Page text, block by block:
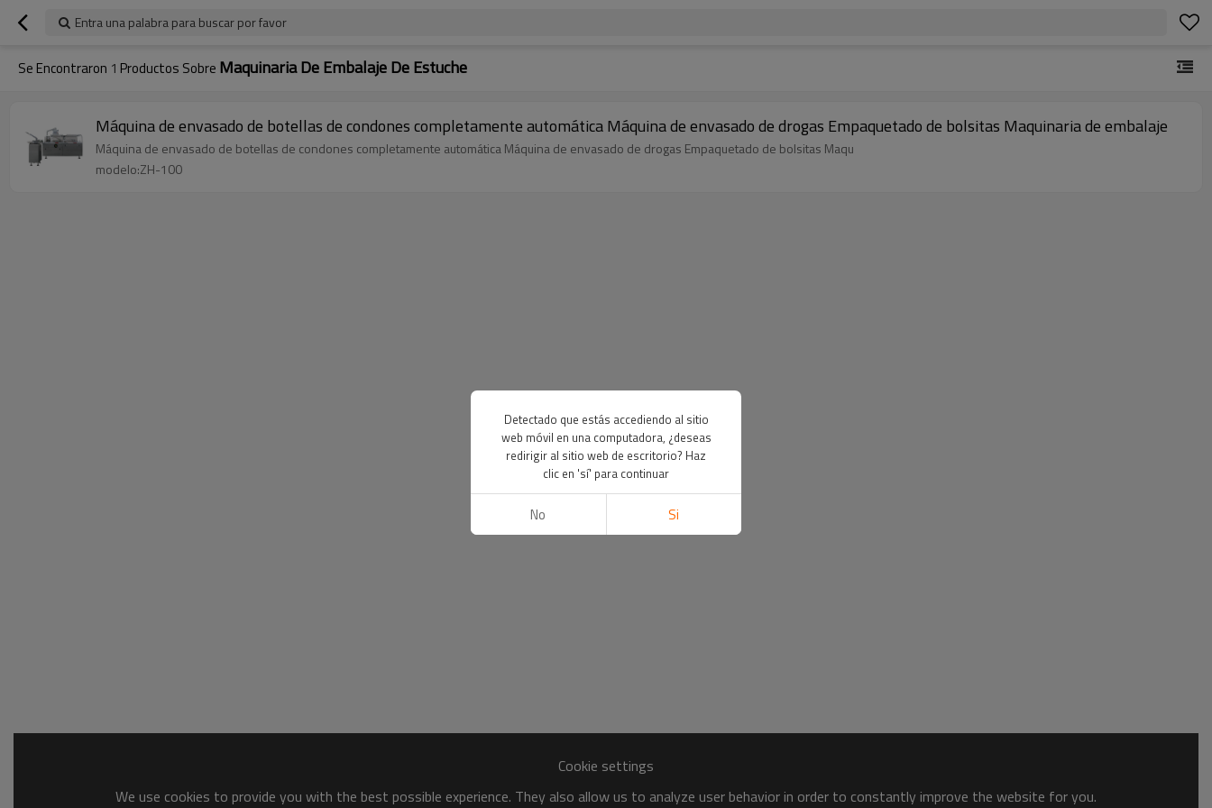
Entra una palabra para buscar por favor
Se Encontraron 1 Productos Sobre Maquinaria De Embalaje De Estuche
Máquina de envasado de botellas de condones completamente automática Máquina de envasado de drogas Empaquetado de bolsitas Maquinaria de embalaje
Máquina de envasado de botellas de condones completamente automática Máquina de envasado de drogas Empaquetado de bolsitas Maqu
modelo:ZH-100
Cookie settings
We use cookies to provide you with the best possible experience. They also allow us to analyze user behavior in order to constantly improve the website for you.
Detectado que estás accediendo al sitio
web móvil en una computadora, ¿deseas
redirigir al sitio web de escritorio? Haz
clic en 'sí' para continuar
No Si